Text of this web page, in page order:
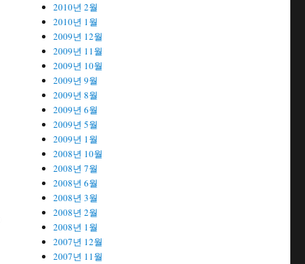
2010년 2월
2010년 1월
2009년 12월
2009년 11월
2009년 10월
2009년 9월
2009년 8월
2009년 6월
2009년 5월
2009년 1월
2008년 10월
2008년 7월
2008년 6월
2008년 3월
2008년 2월
2008년 1월
2007년 12월
2007년 11월